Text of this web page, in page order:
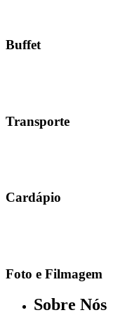
Buffet
Transporte
Cardápio
Foto e Filmagem
Sobre Nós